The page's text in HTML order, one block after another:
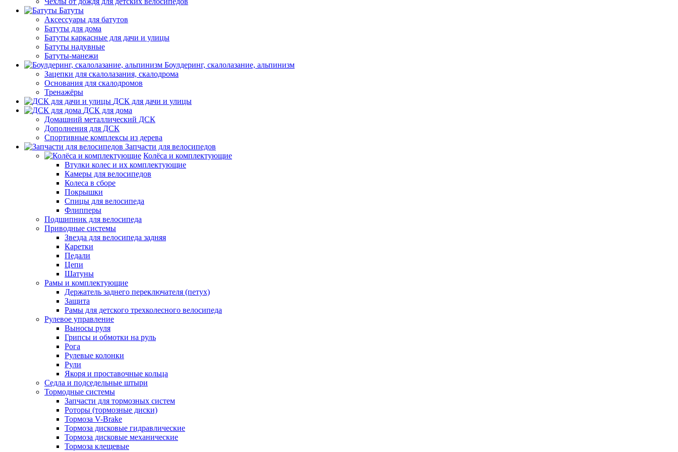
Батуты
Аксессуары для батутов
Батуты для дома
Батуты каркасные для дачи и улицы
Батуты надувные
Батуты-манежи
Боулдеринг, скалолазание, альпинизм
Зацепки для скалолазания, скалодрома
Основания для скалодромов
Тренажёры
ДСК для дачи и улицы
ДСК для дома
Домашний металлический ДСК
Дополнения для ДСК
Спортивные комплексы из дерева
Запчасти для велосипедов
Колёса и комплектующие
Втулки колес и их комплектующие
Камеры для велосипедов
Колеса в сборе
Покрышки
Спицы для велосипеда
Флипперы
Подшипник для велосипеда
Приводные системы
Звезда для велосипеда задняя
Каретки
Педали
Цепи
Шатуны
Рамы и комплектующие
Держатель заднего переключателя (петух)
Защита
Рамы для детского трехколесного велосипеда
Рулевое управление
Выносы руля
Грипсы и обмотки на руль
Рога
Рулевые колонки
Рули
Якоря и проставочные кольца
Седла и подседельные штыри
Тормодные системы
Запчасти для тормозных систем
Роторы (тормозные диски)
Тормоза V-Brake
Тормоза дисковые гидравлические
Тормоза дисковые механические
Тормоза клещевые